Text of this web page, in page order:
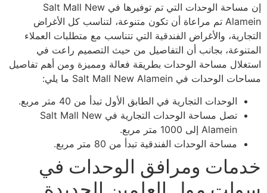
إن مساحة الوحدات التي تم توفيرها في Salt Mall New
Alamein تم مراعاة أن تكون متنوعة، لتناسب كل الأغراض
التجارية، والأغراض الفندقية التي تتناسب مع متطلبات العملاء
المتنوعة، بجانب أن التفاصيل من حيث التصميم راعت في
استغلال مساحة الوحدات بطريقة فعالة ومميزة ومن أهم تفاصيل
مساحات الوحدات في Salt Mall New Alamein ما يلي:
الوحدات التجارية في الطابق الأول تبدأ من 40 متر مربع.
تصل مساحة الوحدات التجارية في Salt Mall New
Alamein إلى 1000 متر مربع.
مساحة الوحدات الفندقية تبدأ من 80 متر مربع.
خدمات ومرافق الوحدات في